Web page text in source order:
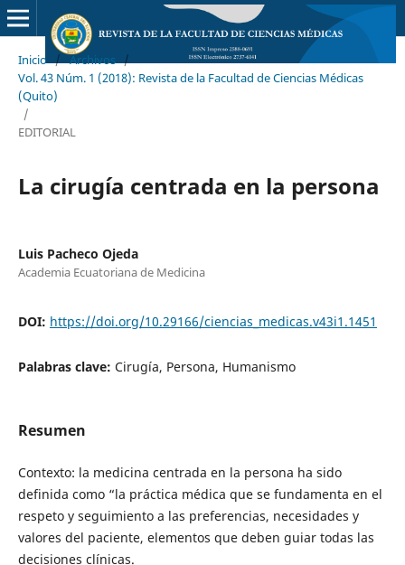
Inicio / Archivos /
Vol. 43 Núm. 1 (2018): Revista de la Facultad de Ciencias Médicas
(Quito)
/
EDITORIAL
La cirugía centrada en la persona
Luis Pacheco Ojeda
Academia Ecuatoriana de Medicina
DOI: https://doi.org/10.29166/ciencias_medicas.v43i1.1451
Palabras clave: Cirugía, Persona, Humanismo
Resumen
Contexto: la medicina centrada en la persona ha sido
definida como “la práctica médica que se fundamenta en el
respeto y seguimiento a las preferencias, necesidades y
valores del paciente, elementos que deben guiar todas las
decisiones clínicas.